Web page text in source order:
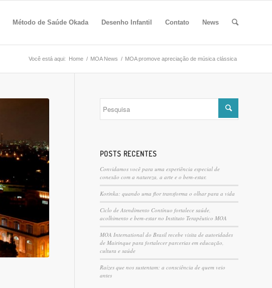
Método de Saúde Okada Desenho Infantil Contato News
Você está aqui: Home / MOA News / MOA promove apreciação de música clássica
POSTS RECENTES
Convidamos você para uma experiência especial de
conexão com a natureza, a arte e o bem-estar.
Korinka: quando uma flor transforma o olhar para a vida
Ciclo de Atendimento Contínuo fortalece saúde,
acolhimento e bem-estar no Instituto Terapêutico MOA
MOA International do Brasil recebe visita de autoridades
de Mairinque para fortalecer parcerias em educação,
cultura e saúde
Raízes que nos sustentam: a consciência de quem veio
antes